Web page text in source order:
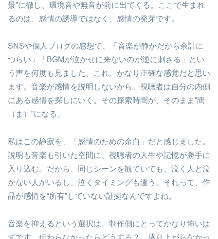
景”に徹し、環境音や無音が前に出てくる。ここで生まれ
るのは、感情の誘導ではなく、感情の発芽です。
SNSや個人ブログの感想で、「音楽が静かだから余計に
つらい」「BGMが泣かせに来ないのが逆に刺さる」とい
う声を何度も見ました。これ、かなり正確な感覚だと思い
ます。音楽が感情を説明しないから、視聴者は自分の内側
にある感情を探しにいく。その探索時間が、そのまま“間
（ま）”になる。
私はこの静寂を、「感情のための余白」だと感じました。
説明も音楽も引いた空間に、視聴者の人生や記憶が勝手に
入り込む。だから、同じシーンを観ていても、泣く人と泣
かない人がいるし、泣くタイミングも違う。それって、作
品が感情を“所有”していない証拠なんですよね。
音楽を抑えるという選択は、制作側にとってかなり怖いは
ずです。伝わらなかったらどうする？ 盛り上がらなかっ